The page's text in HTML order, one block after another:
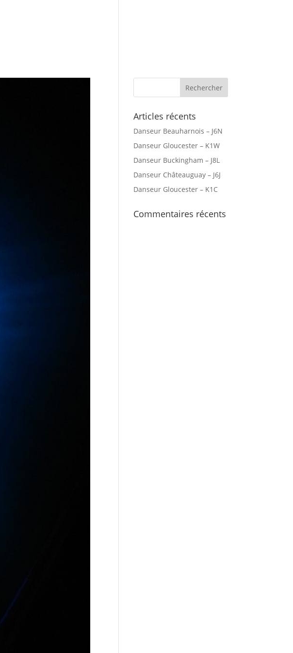
Articles récents
Danseur Beauharnois – J6N
Danseur Gloucester – K1W
Danseur Buckingham – J8L
Danseur Châteauguay – J6J
Danseur Gloucester – K1C
Commentaires récents